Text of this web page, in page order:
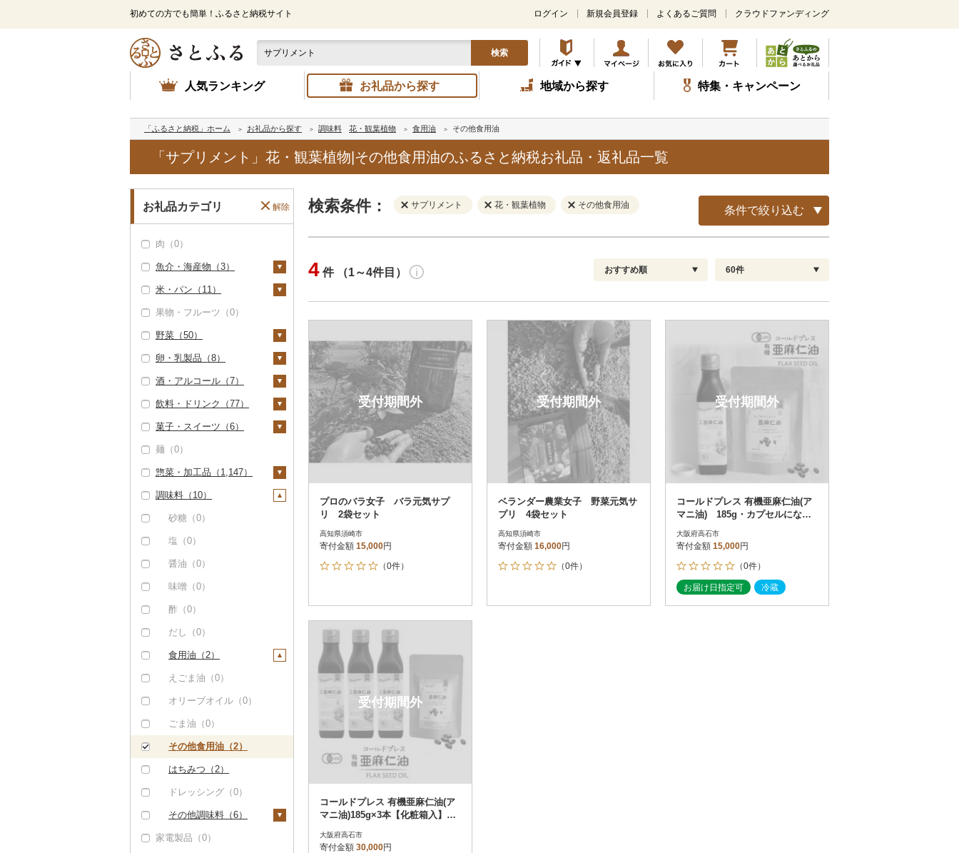
初めての方でも簡単！ふるさと納税サイト
メ
ン
コ
ン
テ
ツ
ッ
ログイン 新規会員登録 よくあるご質問 クラウドファンディング
検索
人気ランキング お礼品から探す 地域から探す 特集・キャンペーン
「ふるさと納税」ホーム お礼品から探す 調味料 花・観葉植物 食用油 その他食用油
「サプリメント」花・観葉植物|その他食用油のふるさと納税お礼品・返礼品一覧
お礼品カテゴリ 解除
肉（0）
魚介・海産物（3）
カニ（0）
エビ（0）
いくら（0）
うに（0）
明太子・たらこ（0）
その他魚卵（0）
貝（1）
帆立（ホタテ）（0）
鮑（アワビ）（0）
牡蠣（カキ）（0）
あさり（0）
しじみ（1）
サザエ（0）
はまぐり（0）
その他貝（0）
うなぎ（0）
鮮魚（0）
イカ・タコ（0）
海苔・海藻（0）
干物（0）
その他魚介・加工品
（0）
かまぼこ・練り製品
（0）
その他魚介・加工品
（2）
米・パン（11）
米（1）
精米（1）
無洗米（0）
玄米（0）
金芽米（0）
ゆめぴりか（1）
つや姫（0）
コシヒカリ（0）
はえぬき（0）
さがびより（0）
あきたこまち（0）
ひとめぼれ（0）
ミルキークィーン
雑穀（6）
餅（0）
その他穀物加工品
果物・フルーツ（0）
野菜（50）
いも（1）
じゃがいも（0）
さつまいも（0）
その他いも（1）
トマト（0）
玉ねぎ（0）
ねぎ（0）
とうもろこし（0）
根菜（45）
人参（0）
大根（0）
自然薯（0）
レンコン（0）
にんにく・生姜（4
アスパラガス（0）
豆（4）
きのこ（0）
その他野菜（0）
卵・乳製品（8）
卵（0）
チーズ（2）
ヨーグルト（6）
牛乳（0）
バター（0）
その他乳製品（0）
酒・アルコール（7）
ビール・発泡酒（0）
日本酒（0）
焼酎（0）
梅酒（0）
泡盛（0）
ワイン（0）
ウイスキー（0）
リキュール・洋酒
飲料・ドリンク（77）
水・ミネラルウォータ
（1）
飲料（0）
コーヒー豆（0）
粉（0）
ドリップ（1）
茶（1）
飲料（0）
茶葉・ティーバッグ
（1）
静岡茶（0）
八女茶（0）
その他茶（0）
果汁飲料（1）
りんごジュース（0）
みかんジュース（オレ
ンジジュース）（0）
紅茶（0）
その他飲料・ジュース
（43）
豆乳（0）
その他飲料・ジュース
（27）
菓子・スイーツ（6）
ケーキ（0）
クッキー（0）
焼き菓子（0）
プリン（0）
ゼリー（2）
チョコレート（0）
カステラ（0）
アイス・ジェラート
大福（0）
その他和菓子（0）
麺（0）
惣菜・加工品（1,147）
惣菜（3）
餃子（3）
シュウマイ（0）
コロッケ（0）
その他惣菜（0）
カレー・シチュー
その他漬物（0）
魚（0）
果物（0）
（4）
燻製（スモーク）
（0）
おせち（0）
その他加工品（989）
調味料（10）
砂糖（0）
塩（0）
醤油（0）
味噌（0）
酢（0）
だし（0）
食用油（2）
えごま油（0）
オリーブオイル（0）
ごま油（0）
その他食用油（2）
はちみつ（2）
ドレッシング（0）
その他調味料（6）
みりん（0）
家電製品（0）
検索条件： サプリメント 花・観葉植物 その他食用油 条件で絞り込む
決済方法 解除
PayPay
クレジットカード決済
Amazon Pay
楽天ペイ
メルペイ
コンビニ支払い
d払い
金融機関(Pay-easy決済)
解除
発送種別 解除
通常
冷蔵便
冷凍便
配送指定 解除
お届け日時指定可
お届け時間帯指定可
発送される月指定可
その他
さとふる限定のお礼品
定期便
さとふるアプリdeワンストップ申請
結果を見る（
4 件 （1～4件目） おすすめ順
新着順
レビュー件数順
レビュー評価順
寄付金額が高い順
寄付金額が低い順
60件
60
受付期間外
プロのバラ女子 バラ元気サプ
リ 2袋セット
高知県須崎市
寄付金額 15,000円
（0件）
受付期間外
ベランダー農業女子 野菜元気サ
プリ 4袋セット
高知県須崎市
寄付金額 16,000円
（0件）
受付期間外
コールドプレス 有機亜麻仁油(ア
マニ油) 185g・カプセルになっ
た亜麻仁油 60粒 【未精製】
大阪府高石市
寄付金額 15,000円
（0件）
お届け日指定可 冷蔵
受付期間外
コールドプレス 有機亜麻仁油(ア
マニ油)185g×3本【化粧箱入】・
大阪府高石市
寄付金額 30,000円